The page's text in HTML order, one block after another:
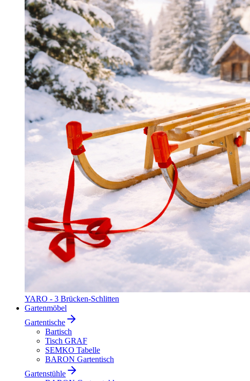
YARO - 3 Brücken-Schlitten
Gartenmöbel
Gartentische
Bartisch
Tisch GRAF
SEMKO Tabelle
BARON Gartentisch
Gartenstühle